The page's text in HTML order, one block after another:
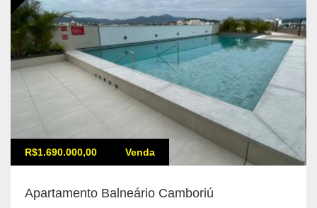
R$1.690.000,00 Venda
Apartamento Balneário Camboriú